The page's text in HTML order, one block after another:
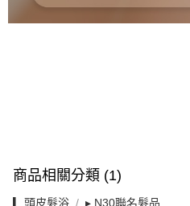
商品相關分類 (1)
▎頭皮髮浴 ▸ N30聯名髮品